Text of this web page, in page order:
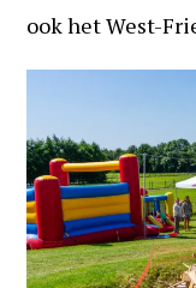
ook het West-